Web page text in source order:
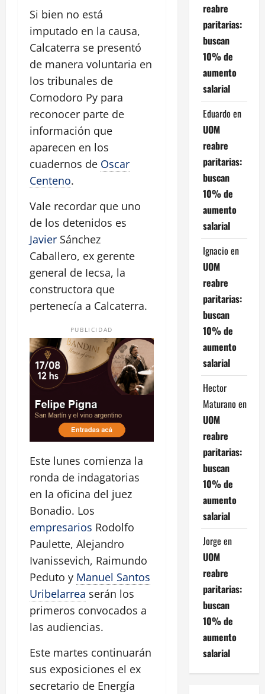
Si bien no está
imputado en la causa,
Calcaterra se presentó
de manera voluntaria en
los tribunales de
Comodoro Py para
reconocer parte de
información que
aparecen en los
cuadernos de Oscar
Centeno.
Vale recordar que uno
de los detenidos es
Javier Sánchez
Caballero, ex gerente
general de Iecsa, la
constructora que
pertenecía a Calcaterra.
PUBLICIDAD
Este lunes comienza la
ronda de indagatorias
en la oficina del juez
Bonadio. Los
empresarios Rodolfo
Paulette, Alejandro
Ivanissevich, Raimundo
Peduto y Manuel Santos
Uribelarrea serán los
primeros convocados a
las audiencias.
Este martes continuarán
sus exposiciones el ex
secretario de Energía
reabre
paritarias:
buscan
10% de
aumento
salarial
Eduardo en
UOM
reabre
paritarias:
buscan
10% de
aumento
salarial
Ignacio en
UOM
reabre
paritarias:
buscan
10% de
aumento
salarial
Hector
Maturano en
UOM
reabre
paritarias:
buscan
10% de
aumento
salarial
Jorge en
UOM
reabre
paritarias:
buscan
10% de
aumento
salarial